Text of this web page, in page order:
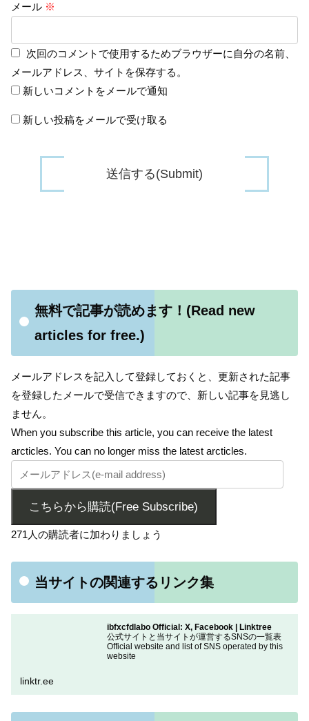
メール ※
次回のコメントで使用するためブラウザーに自分の名前、
メールアドレス、サイトを保存する。
新しいコメントをメールで通知
新しい投稿をメールで受け取る
無料で記事が読めます！(Read new
articles for free.)
メールアドレスを記入して登録しておくと、更新された記事
を登録したメールで受信できますので、新しい記事を見逃し
ません。
When you subscribe this article, you can receive the latest
arcticles. You can no longer miss the latest arcticles.
こちらから購読(Free Subscribe)
271人の購読者に加わりましょう
当サイトの関連するリンク集
ibfxcfdlabo Official: X, Facebook | Linktree
公式サイトと当サイトが運営するSNSの一覧表
Official website and list of SNS operated by this
website
linktr.ee